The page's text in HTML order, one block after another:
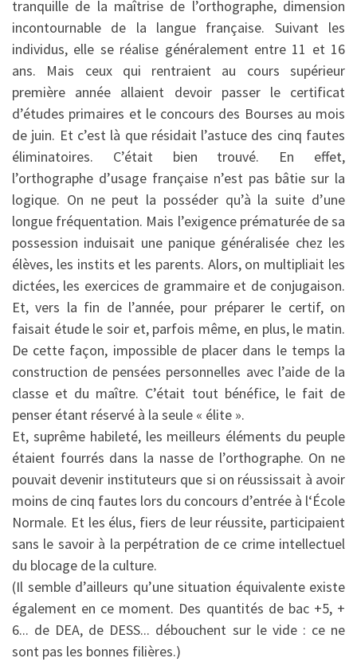
tranquille de la maîtrise de l’orthographe, dimension
incontournable de la langue française. Suivant les
individus, elle se réalise généralement entre 11 et 16
ans. Mais ceux qui rentraient au cours supérieur
première année allaient devoir passer le certificat
d’études primaires et le concours des Bourses au mois
de juin. Et c’est là que résidait l’astuce des cinq fautes
éliminatoires. C’était bien trouvé. En effet,
l’orthographe d’usage française n’est pas bâtie sur la
logique. On ne peut la posséder qu’à la suite d’une
longue fréquentation. Mais l’exigence prématurée de sa
possession induisait une panique généralisée chez les
élèves, les instits et les parents. Alors, on multipliait les
dictées, les exercices de grammaire et de conjugaison.
Et, vers la fin de l’année, pour préparer le certif, on
faisait étude le soir et, parfois même, en plus, le matin.
De cette façon, impossible de placer dans le temps la
construction de pensées personnelles avec l’aide de la
classe et du maître. C’était tout bénéfice, le fait de
penser étant réservé à la seule « élite ».
Et, suprême habileté, les meilleurs éléments du peuple
étaient fourrés dans la nasse de l’orthographe. On ne
pouvait devenir instituteurs que si on réussissait à avoir
moins de cinq fautes lors du concours d’entrée à l‘École
Normale. Et les élus, fiers de leur réussite, participaient
sans le savoir à la perpétration de ce crime intellectuel
du blocage de la culture.
(Il semble d’ailleurs qu’une situation équivalente existe
également en ce moment. Des quantités de bac +5, +
6... de DEA, de DESS... débouchent sur le vide : ce ne
sont pas les bonnes filières.)